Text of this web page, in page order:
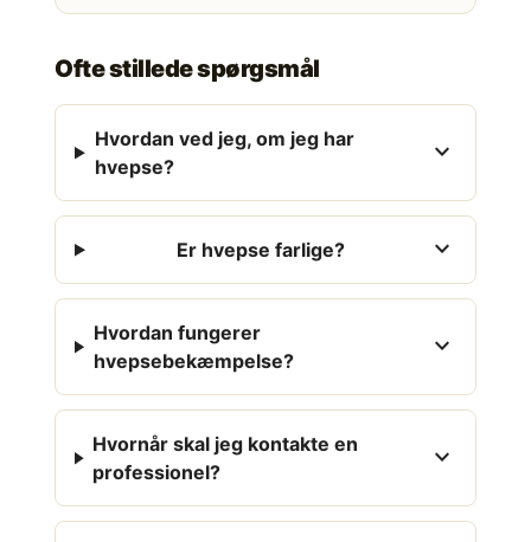
Ofte stillede spørgsmål
Hvordan ved jeg, om jeg har
hvepse?
expand_more
Er hvepse farlige? expand_more
Hvordan fungerer
hvepsebekæmpelse?
expand_more
Hvornår skal jeg kontakte en
professionel?
expand_more